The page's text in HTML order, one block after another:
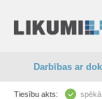
Darbības ar
Tiesību akts: